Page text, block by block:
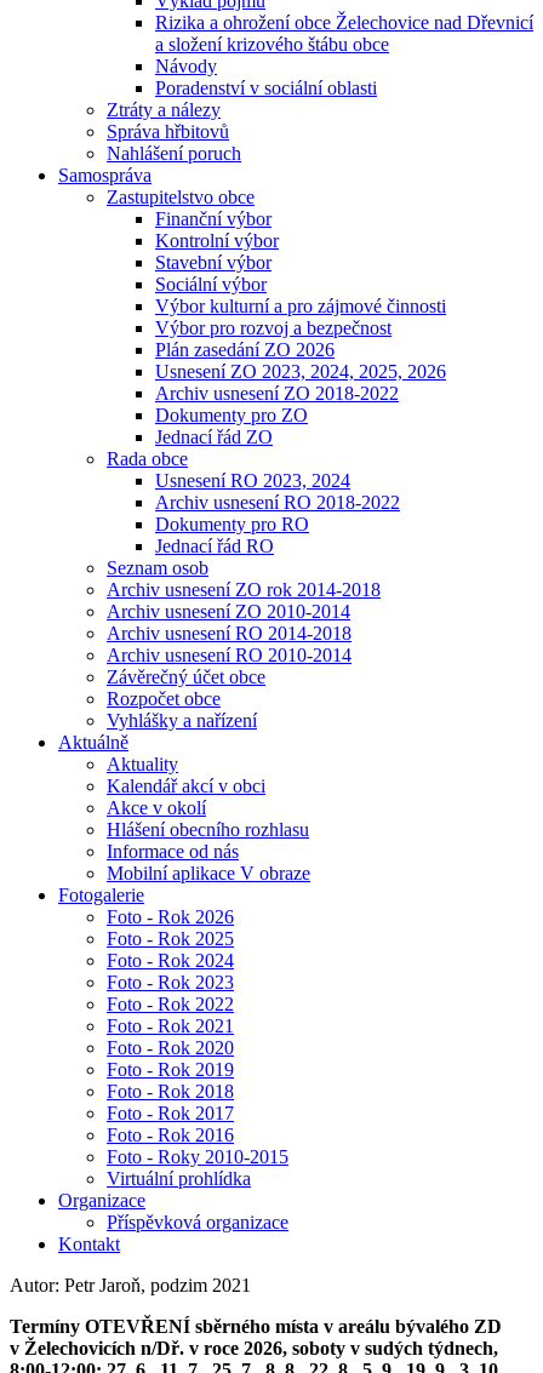
Rizika a ohrožení obce Želechovice nad Dřevnicí
a složení krizového štábu obce
Návody
Poradenství v sociální oblasti
Ztráty a nálezy
Správa hřbitovů
Nahlášení poruch
Samospráva
Zastupitelstvo obce
Finanční výbor
Kontrolní výbor
Stavební výbor
Sociální výbor
Výbor kulturní a pro zájmové činnosti
Výbor pro rozvoj a bezpečnost
Plán zasedání ZO 2026
Usnesení ZO 2023, 2024, 2025, 2026
Archiv usnesení ZO 2018-2022
Dokumenty pro ZO
Jednací řád ZO
Rada obce
Usnesení RO 2023, 2024
Archiv usnesení RO 2018-2022
Dokumenty pro RO
Jednací řád RO
Seznam osob
Archiv usnesení ZO rok 2014-2018
Archiv usnesení ZO 2010-2014
Archiv usnesení RO 2014-2018
Archiv usnesení RO 2010-2014
Závěrečný účet obce
Rozpočet obce
Vyhlášky a nařízení
Aktuálně
Aktuality
Kalendář akcí v obci
Akce v okolí
Hlášení obecního rozhlasu
Informace od nás
Mobilní aplikace V obraze
Fotogalerie
Foto - Rok 2026
Foto - Rok 2025
Foto - Rok 2024
Foto - Rok 2023
Foto - Rok 2022
Foto - Rok 2021
Foto - Rok 2020
Foto - Rok 2019
Foto - Rok 2018
Foto - Rok 2017
Foto - Rok 2016
Foto - Roky 2010-2015
Virtuální prohlídka
Organizace
Příspěvková organizace
Kontakt
Autor: Petr Jaroň, podzim 2021
Termíny OTEVŘENÍ sběrného místa v areálu bývalého ZD
v Želechovicích n/Dř. v roce 2026, soboty v sudých týdnech,